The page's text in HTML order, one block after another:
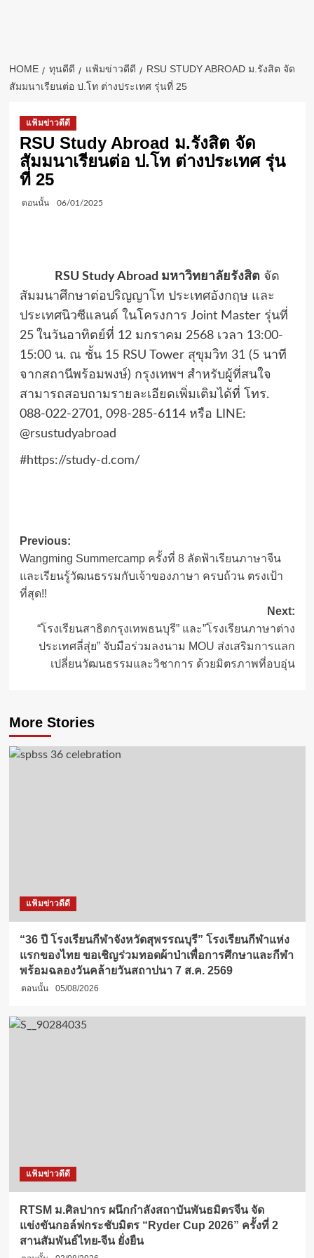
HOME ทุนดีดี แฟ้มข่าวดีดี
RSU STUDY ABROAD ม.รังสิต จัด
สัมมนาเรียนต่อ ป.โท ต่างประเทศ รุ่นที่ 25
แฟ้มข่าวดีดี
RSU Study Abroad ม.รังสิต จัด
สัมมนาเรียนต่อ ป.โท ต่างประเทศ รุ่น
ที่ 25
ตอนนั้น 06/01/2025
RSU Study Abroad มหาวิทยาลัยรังสิตจัด
สัมมนาศึกษาต่อปริญญาโท ประเทศอังกฤษ และ
ประเทศนิวซีแลนด์ ในโครงการ Joint Master รุ่นที่
25 ในวันอาทิตย์ที่ 12 มกราคม 2568 เวลา 13:00-
15:00 น. ณ ชั้น 15RSU Tower สุขุมวิท 31 (5 นาที
จากสถานีพร้อมพงษ์) กรุงเทพฯ สำหรับผู้ที่สนใจ
สามารถสอบถามรายละเอียดเพิ่มเติมได้ที่ โทร.
088-022-2701, 098-285-6114 หรือ LINE:
@rsustudyabroad
#https://study-d.com/
Post
navigation
Previous:
Wangming Summercamp ครั้งที่ 8 ลัดฟ้าเรียนภาษาจีน
และเรียนรู้วัฒนธรรมกับเจ้าของภาษา ครบถ้วน ตรงเป้า
ที่สุด!!
Next:
“โรงเรียนสาธิตกรุงเทพธนบุรี” และ”โรงเรียนภาษาต่าง
ประเทศลี่สุ่ย” จับมือร่วมลงนาม MOU ส่งเสริมการแลก
เปลี่ยนวัฒนธรรมและวิชาการ ด้วยมิตรภาพที่อบอุ่น
More Stories
แฟ้มข่าวดีดี
“36 ปี โรงเรียนกีฬาจังหวัดสุพรรณบุรี” โรงเรียนกีฬาแห่ง
แรกของไทย ขอเชิญร่วมทอดผ้าป่าเพื่อการศึกษาและกีฬา
พร้อมฉลองวันคล้ายวันสถาปนา 7 ส.ค. 2569
ตอนนั้น 05/08/2026
แฟ้มข่าวดีดี
RTSM ม.ศิลปากร ผนึกกำลังสถาบันพันธมิตรจีน จัด
แข่งขันกอล์ฟกระชับมิตร “Ryder Cup 2026” ครั้งที่ 2
สานสัมพันธ์ไทย-จีน ยั่งยืน